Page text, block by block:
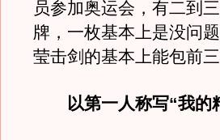
员参加奥运会，有二到
牌，一枚基本上是没问
莹击剑的基本上能包前三
以第一人称写“我的